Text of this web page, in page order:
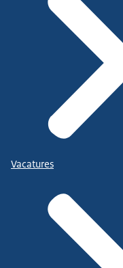
Vacatures